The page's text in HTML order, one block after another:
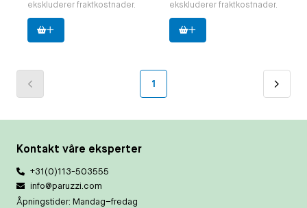
ekskluderer fraktkostnader.
ekskluderer fraktkostnader.
1
Kontakt våre eksperter
+31(0)113-503555
info@paruzzi.com
Åpningstider: Mandag–fredag